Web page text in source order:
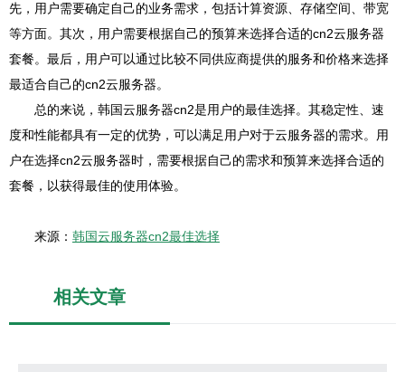
先，用户需要确定自己的业务需求，包括计算资源、存储空间、带宽
等方面。其次，用户需要根据自己的预算来选择合适的cn2云服务器
套餐。最后，用户可以通过比较不同供应商提供的服务和价格来选择
最适合自己的cn2云服务器。
总的来说，韩国云服务器cn2是用户的最佳选择。其稳定性、速
度和性能都具有一定的优势，可以满足用户对于云服务器的需求。用
户在选择cn2云服务器时，需要根据自己的需求和预算来选择合适的
套餐，以获得最佳的使用体验。
来源： 韩国云服务器cn2最佳选择
相关文章